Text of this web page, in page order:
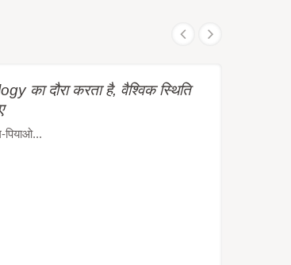
का दौरा करता है, वैश्विक स्थिति